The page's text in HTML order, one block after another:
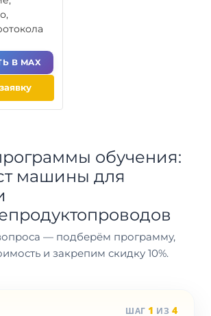
В MAX
обучения:
машины для
— подберём программу,
и закрепим скидку 10%.
ШАГ 1 ИЗ 4